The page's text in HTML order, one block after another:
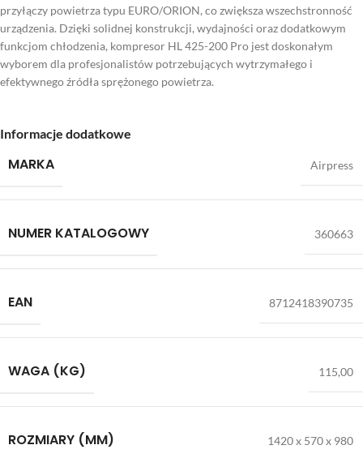
przyłączy powietrza typu EURO/ORION, co zwiększa wszechstronność
urządzenia. Dzięki solidnej konstrukcji, wydajności oraz dodatkowym
funkcjom chłodzenia, kompresor HL 425-200 Pro jest doskonałym
wyborem dla profesjonalistów potrzebujących wytrzymałego i
efektywnego źródła sprężonego powietrza.
Informacje dodatkowe
MARKA Airpress
NUMER KATALOGOWY 360663
EAN 8712418390735
WAGA (KG) 115,00
ROZMIARY (MM) 1420 x 570 x 980